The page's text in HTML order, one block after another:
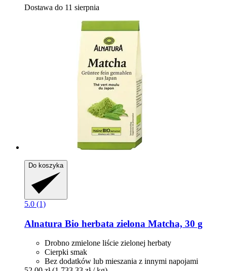
Dostawa do 11 sierpnia
Do koszyka
5.0 (1)
Alnatura Bio herbata zielona Matcha, 30 g
Drobno zmielone liście zielonej herbaty
Cierpki smak
Bez dodatków lub mieszania z innymi napojami